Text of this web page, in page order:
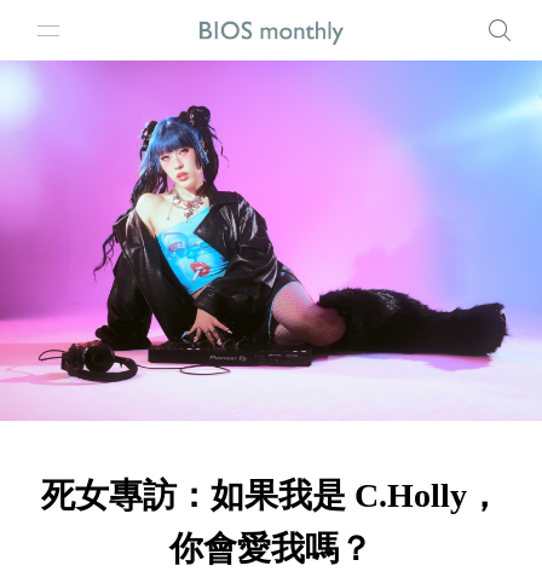
死女專訪：如果我是 C.Holly，
你會愛我嗎？